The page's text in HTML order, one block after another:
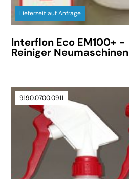
Lieferzeit auf Anfrage
Interflon Eco EM100+ -
Reiniger Neumaschinen
9190.0700.0911